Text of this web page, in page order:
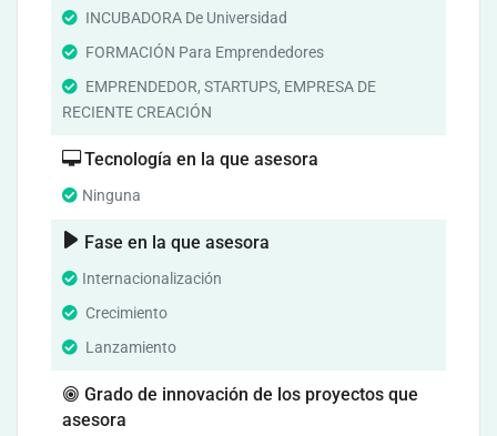
INCUBADORA De Universidad
FORMACIÓN Para Emprendedores
EMPRENDEDOR, STARTUPS, EMPRESA DE
RECIENTE CREACIÓN
Tecnología en la que asesora
Ninguna
Fase en la que asesora
Internacionalización
Crecimiento
Lanzamiento
Grado de innovación de los proyectos que
asesora